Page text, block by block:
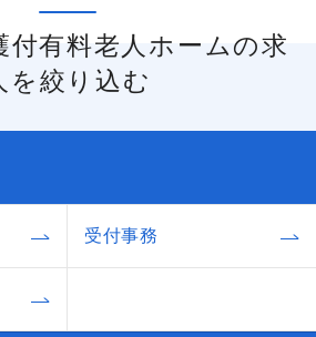
を絞り込む
受付事務